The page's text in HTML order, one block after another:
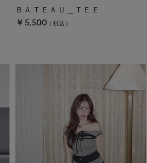
ＢＡＴＥＡＵ＿ＴＥＥ
￥5,500